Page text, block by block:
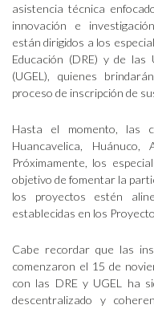
asistencia técnica
innovación e
están dirigidos a los
Educación (DRE) y de las
(UGEL), quienes
proceso de inscripción de
Hasta el momento, las
Huancavelica, Huánuco,
Próximamente, los
objetivo de fomentar la
los proyectos estén
establecidas en los
Cabe recordar que las
comenzaron el 15 de
con las DRE y UGEL ha
descentralizado y